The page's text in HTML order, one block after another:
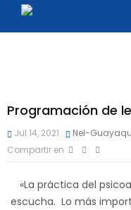
Programación de
Jul 14, 2021 Nel-
Compartir en
«La práctica del
escucha. Lo más